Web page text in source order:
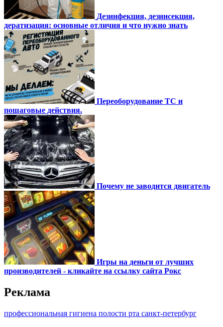
Дезинфекция, дезинсекция,
дератизация: основные отличия и что нужно знать
Переоборудование ТС и
пошаговые действия.
Почему не заводится двигатель
Игры на деньги от лучших
производителей - кликайте на ссылку сайта Рокс
Реклама
профессиональная гигиена полости рта санкт-петербург